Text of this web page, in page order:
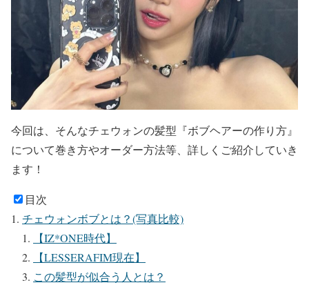
今回は、そんなチェウォンの髪型 『ボブヘアーの作り方』
について巻き方やオーダー方法等、詳しくご紹介していき
ます！
目次
チェウォンボブとは？(写真比較)
【IZ*ONE時代】
【LESSERAFIM現在】
この髪型が似合う人とは？